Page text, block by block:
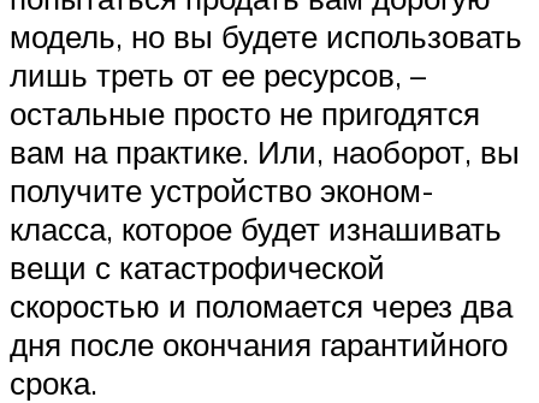
модель, но вы будете использовать
лишь треть от ее ресурсов, –
остальные просто не пригодятся
вам на практике. Или, наоборот, вы
получите устройство эконом-
класса, которое будет изнашивать
вещи с катастрофической
скоростью и поломается через два
дня после окончания гарантийного
срока.